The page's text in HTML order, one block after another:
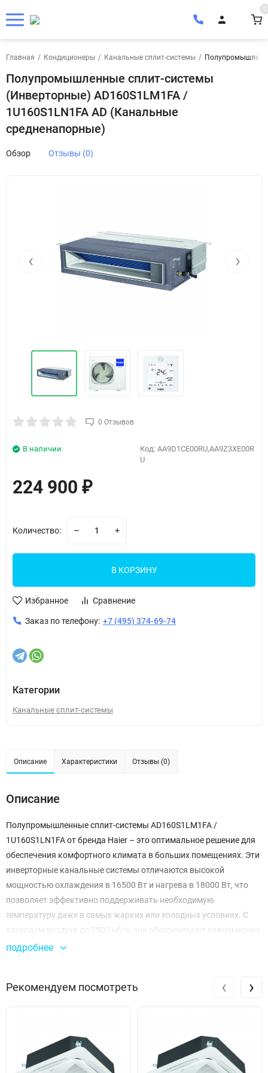
0
Главная / Кондиционеры / Канальные сплит-системы /
Полупромышленные сплит-системы
(Инверторные) AD160S1LM1FA /
1U160S1LN1FA AD (Канальные
средненапорные)
Обзор Отзывы (0)
‹ ›
0 Отзывов
Код: AA9D1CE00RU,AA9Z3XE00R
U
В наличии
224 900 ₽
Количество:
В КОРЗИНУ
Избранное Сравнение
Заказ по телефону: +7 (495) 374-69-74
Категории
Канальные сплит-системы
Описание Характеристики Отзывы (0)
Описание
Полупромышленные сплит-системы AD160S1LM1FA /
1U160S1LN1FA от бренда Haier – это оптимальное решение для
обеспечения комфортного климата в больших помещениях. Эти
инверторные канальные системы отличаются высокой
мощностью охлаждения в 16500 Вт и нагрева в 18000 Вт, что
позволяет эффективно поддерживать необходимую
температуру даже в самых жарких или холодных условиях. С
расходом воздуха до 2500 м³/ч, они обеспечивают равномерное
распределение воздуха, создавая комфортные условия для
Эти сплит-системы работают на энергоэффективном хладагенте
работу устройства. Потребляемая мощность составляет 5.52
кВт для охлаждения и 4.98 кВт для нагрева, что делает систему
подробнее
Рекомендуем посмотреть ‹ ›